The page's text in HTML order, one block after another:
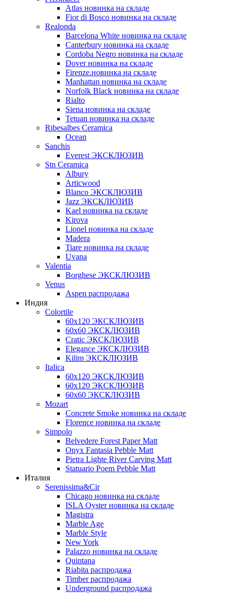
Atlas новинка на складе
Fior di Bosco новинка на складе
Realonda
Barсelona White новинка на складе
Canterbury новинка на складе
Cordoba Negro новинка на складе
Dover новинка на складе
Firenze.новинка на складе
Manhattan новинка на складе
Norfolk Black новинка на складе
Rialto
Siena новинка на складе
Tetuan новинка на складе
Ribesalbes Ceramica
Ocean
Sanchis
Everest ЭКСКЛЮЗИВ
Stn Ceramica
Albury
Articwood
Blanco ЭКСКЛЮЗИВ
Jazz ЭКСКЛЮЗИВ
Kael новинка на складе
Kirova
Lionel новинка на складе
Madera
Tiare новинка на складе
Uvana
Valentia
Borghese ЭКСКЛЮЗИВ
Venus
Aspen распродажа
Индия
Colortile
60х120 ЭКСКЛЮЗИВ
60х60 ЭКСКЛЮЗИВ
Cratic ЭКСКЛЮЗИВ
Elegance ЭКСКЛЮЗИВ
Kilim ЭКСКЛЮЗИВ
Italica
60х120 ЭКСКЛЮЗИВ
60х120 ЭКСКЛЮЗИВ
60х60 ЭКСКЛЮЗИВ
Mozart
Concrete Smoke новинка на складе
Florence новинка на складе
Simpolo
Belvedere Forest Paper Matt
Onyx Fantasia Pebble Matt
Pietra Lighte River Carving Matt
Statuario Poem Pebble Matt
Италия
Serenissima&Cir
Chicago новинка на складе
ISLA Oyster новинка на складе
Magistra
Marble Age
Marble Style
New York
Palazzo новинка на складе
Quintana
Riabita распродажа
Timber распродажа
Underground распродажа